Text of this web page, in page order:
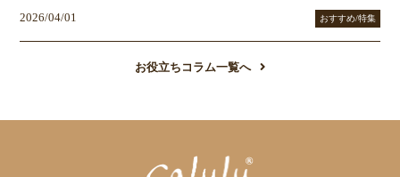
2026/04/01 おすすめ/特集
お役立ちコラム一覧へ